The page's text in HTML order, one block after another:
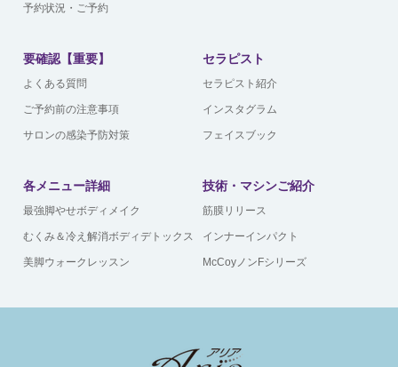
予約状況・ご予約
要確認【重要】
よくある質問
ご予約前の注意事項
サロンの感染予防対策
セラピスト
セラピスト紹介
インスタグラム
フェイスブック
各メニュー詳細
最強脚やせボディメイク
むくみ＆冷え解消ボディデトックス
美脚ウォークレッスン
技術・マシンご紹介
筋膜リリース
インナーインパクト
McCoyノンFシリーズ